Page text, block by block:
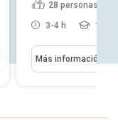
28 personas les
3-4 h
Más información